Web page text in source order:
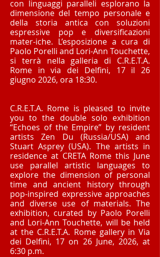
con linguaggi paralleli esplorano la
dimensione del tempo personale e
della storia antica con soluzioni
espressive pop e diversificazioni
mater-iche. L’esposizione a cura di
Paolo Porelli and Lori-Ann Touchette,
si terrà nella galleria di C.R.E.T.A.
Rome in via dei Delfini, 17 il 26
giugno 2026, ora 18:30.
C.R.E.T.A. Rome is pleased to invite
you to the double solo exhibition
“Echoes of the Empire” by resident
artists Zen Du (Russia/USA) and
Stuart Asprey (USA). The artists in
residence at CRETA Rome this June
use parallel artistic languages to
explore the dimension of personal
time and ancient history through
pop-inspired expressive approaches
and diverse use of materials. The
exhibition, curated by Paolo Porelli
and Lori-Ann Touchette, will be held
at the C.R.E.T.A. Rome gallery in Via
dei Delfini, 17 on 26 June, 2026, at
6:30 p.m.